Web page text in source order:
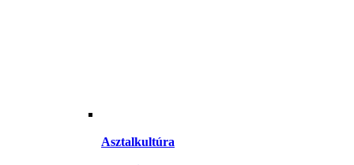
Asztalkultúra